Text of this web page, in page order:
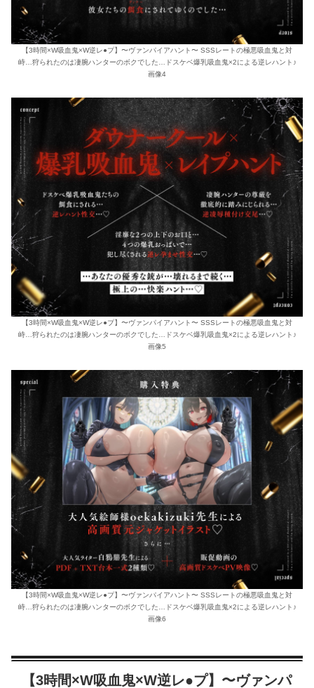
【3時間×W吸血鬼×W逆レ●プ】〜ヴァンパイアハント〜 SSSレートの極悪吸血鬼と対
峙…狩られたのは凄腕ハンターのボクでした…ドスケベ爆乳吸血鬼×2による逆レハント♪
画像4
【3時間×W吸血鬼×W逆レ●プ】〜ヴァンパイアハント〜 SSSレートの極悪吸血鬼と対
峙…狩られたのは凄腕ハンターのボクでした…ドスケベ爆乳吸血鬼×2による逆レハント♪
画像5
【3時間×W吸血鬼×W逆レ●プ】〜ヴァンパイアハント〜 SSSレートの極悪吸血鬼と対
峙…狩られたのは凄腕ハンターのボクでした…ドスケベ爆乳吸血鬼×2による逆レハント♪
画像6
【3時間×W吸血鬼×W逆レ●プ】〜ヴァンパ